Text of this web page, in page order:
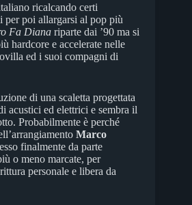
ricalcando certi
poi allargarsi al pop più
Fa Diana riparte dai ’90 ma si
hardcore e accelerate nelle
ed i suoi compagni di
di una scaletta progettata
acustici ed elettrici e sembra il
Probabilmente è perché
Marco
finalmente da parte
o meno marcate, per
personale e libera da